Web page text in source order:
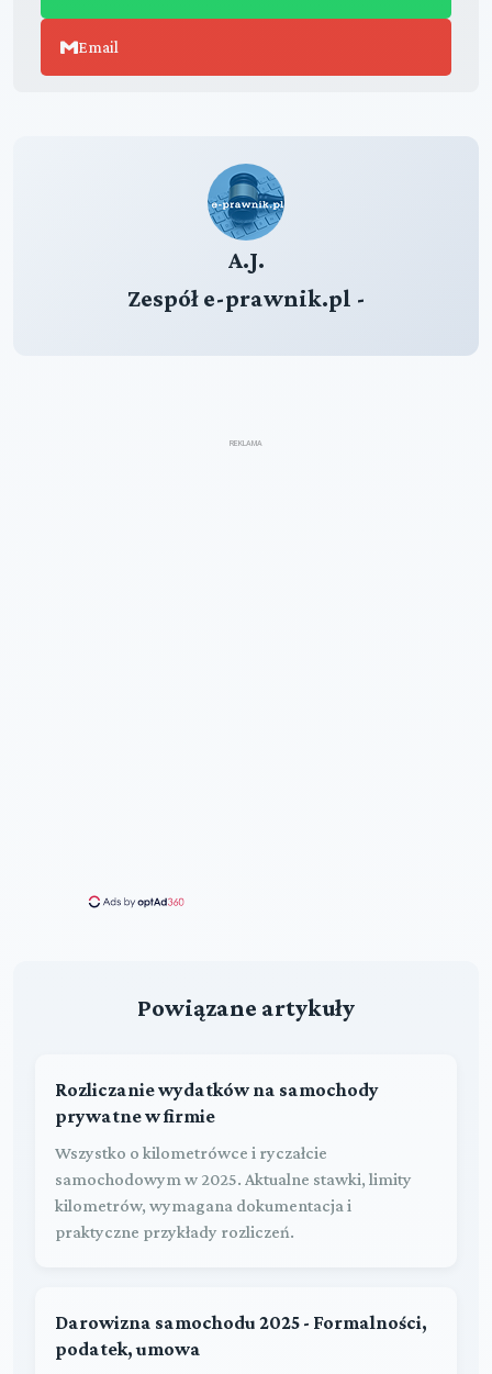
Email
A.J.
Zespół e-prawnik.pl -
REKLAMA
Powiązane artykuły
Rozliczanie wydatków na samochody
prywatne w firmie
Wszystko o kilometrówce i ryczałcie
samochodowym w 2025. Aktualne stawki, limity
kilometrów, wymagana dokumentacja i
praktyczne przykłady rozliczeń.
Darowizna samochodu 2025 - Formalności,
podatek, umowa